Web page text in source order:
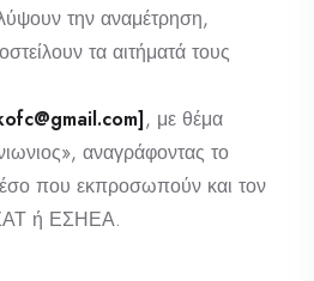
την αναμέτρηση,
τα αιτήματά τους
, με θέμα
αναγράφοντας το
που εκπροσωπούν και τον
ή ΕΣΗΕΑ.